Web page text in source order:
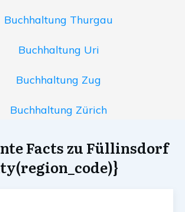
Buchhaltung Thurgau
Buchhaltung Uri
Buchhaltung Zug
Buchhaltung Zürich
Facts zu Füllinsdorf